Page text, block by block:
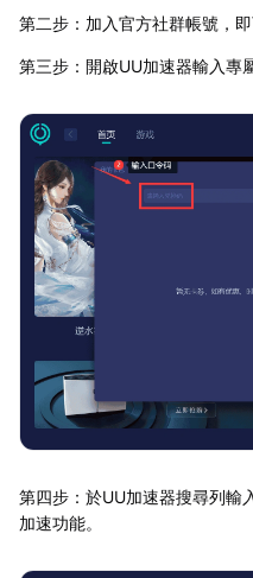
第二步：加入官方社群帳號，
第三步：開啟UU加速器輸入專
第四步：於UU加速器搜尋列輸
加速功能。